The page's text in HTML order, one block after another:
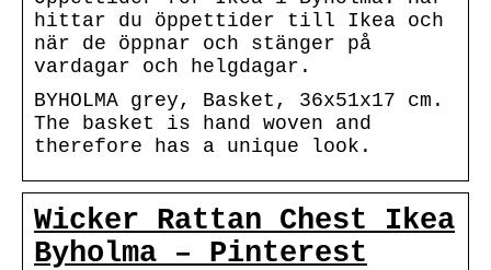
hittar du öppettider till Ikea och
när de öppnar och stänger på
vardagar och helgdagar.
BYHOLMA grey, Basket, 36x51x17 cm.
The basket is hand woven and
therefore has a unique look.
Wicker Rattan Chest Ikea
Byholma – Pinterest